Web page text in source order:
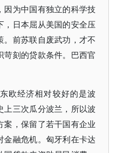
因为中国有独立的科学技
日本屈从美国的安全压
。前苏联自废武功，才不
刻的贷款条件。巴西官
欧经济相对较好的是波
上三次瓜分波兰，所以波
案，保留了若干国有企业
融危机。匈牙利在卡达